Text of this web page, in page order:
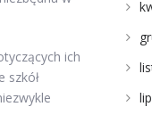
ich
szkół